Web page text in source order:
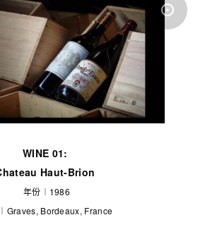
WINE 01:
Haut-Brion
年份︱1986
Bordeaux, France